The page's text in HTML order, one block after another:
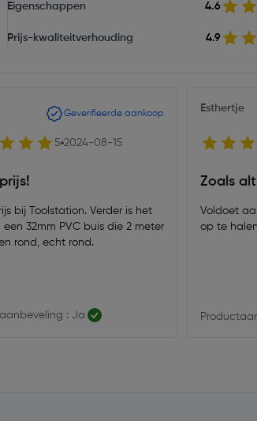
Eigenschappen 4.6
Prijs-kwaliteitverhouding 4.9
Geverifieerde aankoop
5 2024-08-15
bij Toolstation. Verder is het
32mm PVC buis die 2 meter
rond, echt rond.
: Ja
Esthertje
Zoals
Voldoet
op te